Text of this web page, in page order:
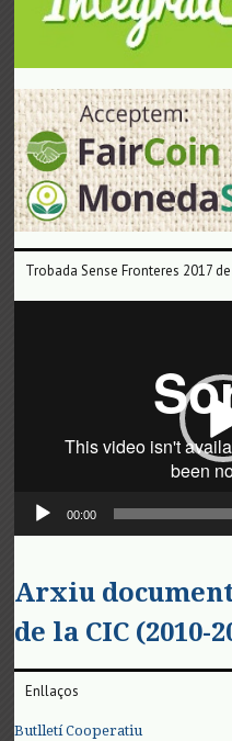
Trobada Sense Fronteres 2017
00:00
Arxiu
de la CIC (2010-
Enllaços
Butlletí Cooperatiu